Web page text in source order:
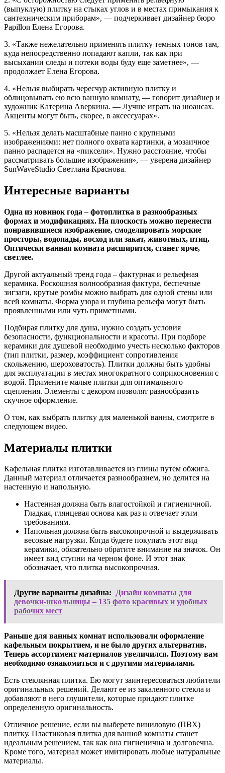
(выпуклую) плитку на стыках углов и в местах примыкания к
сантехническим приборам», — подчеркивает дизайнер бюро
Papillon Елена Егорова.
3. «Также нежелательно применять плитку темных тонов там,
куда непосредственно попадают капли, так как при
высыхании следы и потеки воды буду еще заметнее», —
продолжает Елена Егорова.
4. «Нельзя выбирать чересчур активную плитку и
облицовывать ею всю ванную комнату, — говорит дизайнер и
художник Катерина Аверкина. — Лучше играть на нюансах.
Акценты могут быть, скорее, в аксессуарах».
5. «Нельзя делать масштабные панно с крупными
изображениями: нет полного охвата картинки, а мозаичное
панно распадется на «пиксели». Нужно расстояние, чтобы
рассматривать большие изображения», — уверена дизайнер
SunWaveStudio Светлана Краснова.
Интересные варианты
Одна из новинок года – фотоплитка в разнообразных
формах и модификациях. На плоскость можно перенести
понравившиеся изображение, смоделировать морские
просторы, водопады, восход или закат, животных, птиц.
Оптически ванная комната расширится, станет ярче,
светлее.
Другой актуальный тренд года – фактурная и рельефная
керамика. Роскошная волнообразная фактура, беспечные
зигзаги, крутые ромбы можно выбрать для одной стены или
всей комнаты. Форма узора и глубина рельефа могут быть
проявленными или чуть приметными.
Подбирая плитку для душа, нужно создать условия
безопасности, функциональности и красоты. При подборе
керамики для душевой необходимо учесть несколько факторов
(тип плитки, размер, коэффициент сопротивления
скольжению, шероховатость). Плитки должны быть удобны
для эксплуатации в местах многократного соприкосновения с
водой. Примените малые плитки для оптимального
сцепления. Элементы с декором позволят разнообразить
скучное оформление.
О том, как выбрать плитку для маленькой ванны, смотрите в
следующем видео.
Материалы плитки
Кафельная плитка изготавливается из глины путем обжига.
Данный материал отличается разнообразием, но делится на
настенную и напольную.
Настенная должна быть влагостойкой и гигиеничной.
Гладкая, глянцевая основа как раз и отвечает этим
требованиям.
Напольная должна быть высокопрочной и выдерживать
весовые нагрузки. Когда будете покупать этот вид
керамики, обязательно обратите внимание на значок. Он
имеет вид ступни на черном фоне. И этот знак
обозначает, что плитка высокопрочная.
Другие варианты дизайна: Дизайн комнаты для
девочки-школьницы – 135 фото красивых и удобных
рабочих мест
Раньше для ванных комнат использовали оформление
кафельным покрытием, и не было других альтернатив.
Теперь ассортимент материалов увеличился. Поэтому вам
необходимо ознакомиться и с другими материалами.
Есть стеклянная плитка. Ею могут заинтересоваться любители
оригинальных решений. Делают ее из закаленного стекла и
добавляют в него глушители, которые придают плитке
определенную оригинальность.
Отличное решение, если вы выберете виниловую (ПВХ)
плитку. Пластиковая плитка для ванной комнаты станет
идеальным решением, так как она гигиенична и долговечна.
Кроме того, материал может имитировать любые натуральные
материалы.